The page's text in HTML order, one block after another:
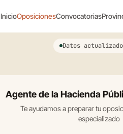
InicioOposicionesConvocatorias
Datos
Agente de la Hacienda
Te ayudamos a preparar tu
especializado